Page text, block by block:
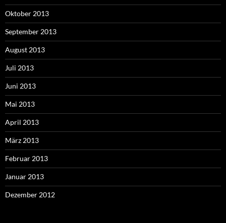
Oktober 2013
September 2013
August 2013
Juli 2013
Juni 2013
Mai 2013
April 2013
März 2013
Februar 2013
Januar 2013
Dezember 2012